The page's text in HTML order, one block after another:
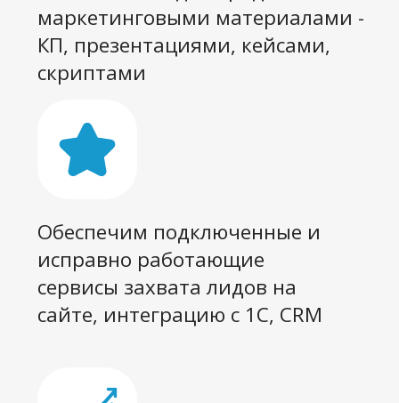
Создадим продающий видео и
фото-контент. Обеспечим
актуальный контент на сайте:
У вас будет свой менеджер,
еженедельную отчетность и
будет координировать всех
специалистов